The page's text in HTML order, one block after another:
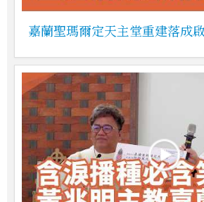
嘉蘭聖瑪爾定天主堂重建落成